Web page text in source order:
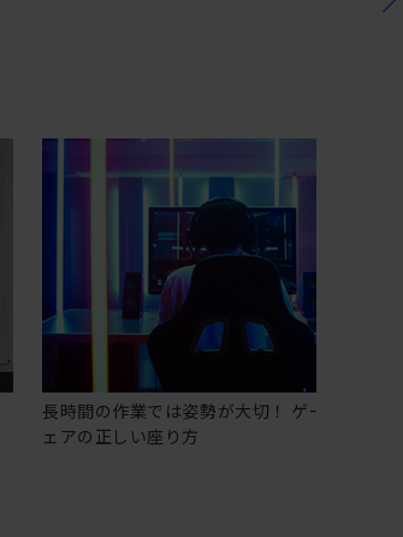
長時間の作業では姿勢が大切！ ゲーミングチ
ェアの正しい座り方